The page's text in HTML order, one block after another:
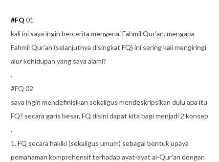
#FQ 01
kali ini saya ingin bercerita mengenai Fahmil Qur’an. mengapa
Fahmil Qur’an (selanjutnya disingkat FQ) ini sering kali mengiringi
alur kehidupan yang saya alami?
.
#FQ 02
saya ingin mendefinisikan sekaligus mendeskripsikan dulu apa itu
FQ? secara garis besar, FQ disini dapat kita bagi menjadi 2 konsep
.
1. FQ secara hakiki (sekaligus umum) sebagai bentuk upaya
pemahaman komprehensif terhadap ayat-ayat al-Qur’an dengan